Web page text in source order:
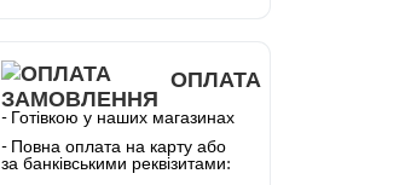
ОПЛАТА
- Готівкою у наших магазинах
- Повна оплата на карту або
за банківськими реквізитами: